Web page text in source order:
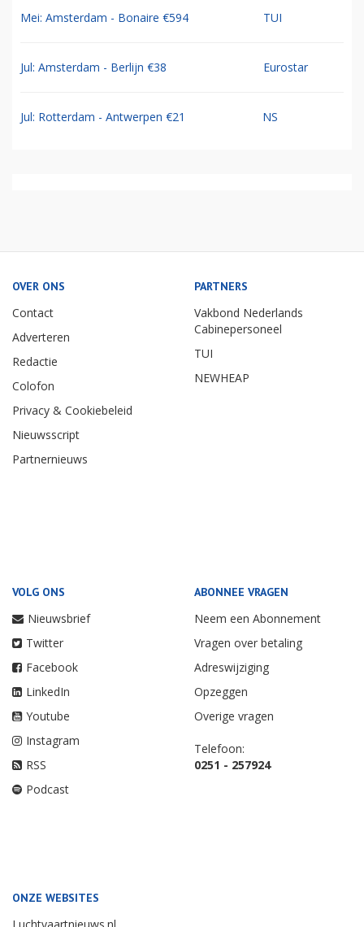
Mei: Amsterdam - Bonaire €594 TUI
Jul: Amsterdam - Berlijn €38 Eurostar
Jul: Rotterdam - Antwerpen €21 NS
OVER ONS
Contact
Adverteren
Redactie
Colofon
Privacy & Cookiebeleid
Nieuwsscript
Partnernieuws
PARTNERS
Vakbond Nederlands
Cabinepersoneel
TUI
NEWHEAP
VOLG ONS
Nieuwsbrief
Twitter
Facebook
LinkedIn
Youtube
Instagram
RSS
Podcast
ABONNEE VRAGEN
Neem een Abonnement
Vragen over betaling
Adreswijziging
Opzeggen
Overige vragen
Telefoon:
0251 - 257924
ONZE WEBSITES